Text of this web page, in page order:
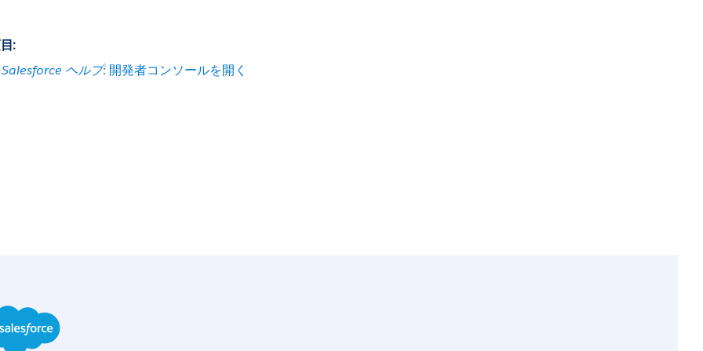
:
Salesforce ヘルプ: 開発者コンソールを開く